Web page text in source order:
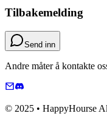
Tilbakemelding
Send inn
Andre måter å kontakte
© 2025 • HappyHourse